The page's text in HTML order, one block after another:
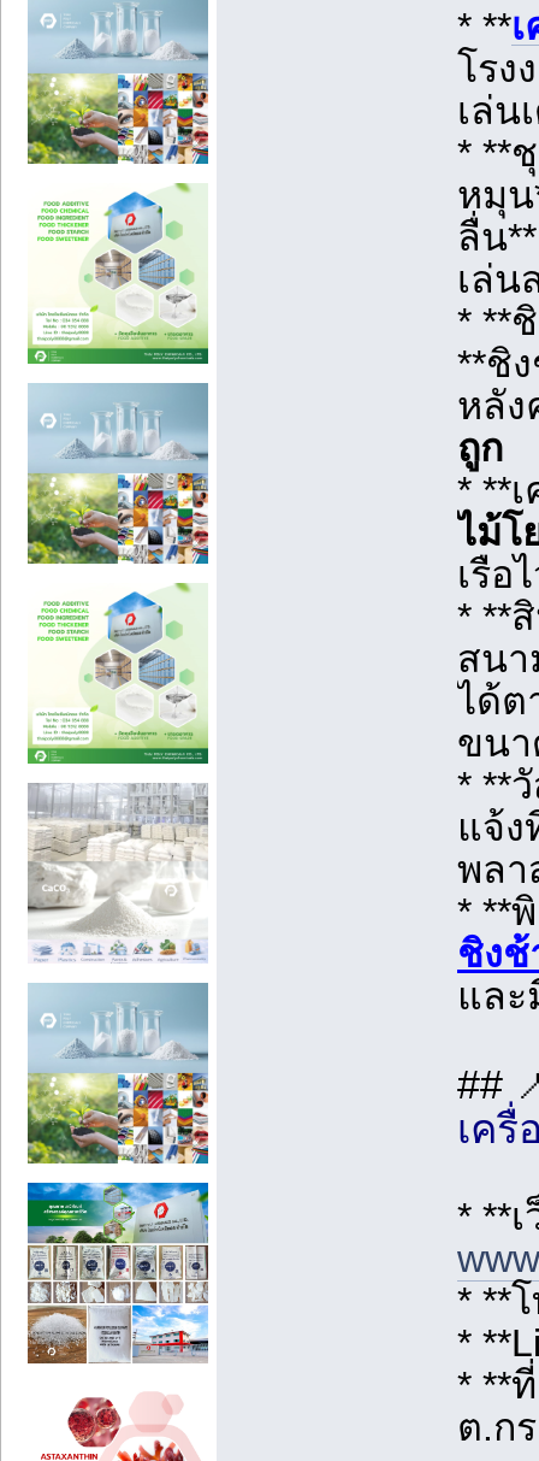
* **
โรง
เล่น
* **
หมุน
ลื่น
เล่น
* **
**ชิ
หลั
ถูก
* **
ไม้โ
เรือ
* **
สนา
ได้ต
ขนา
* **
แจ้
พล
* **
ชิงช้
และ
##
เครื่
* **
* **
*
* **
ต.ก